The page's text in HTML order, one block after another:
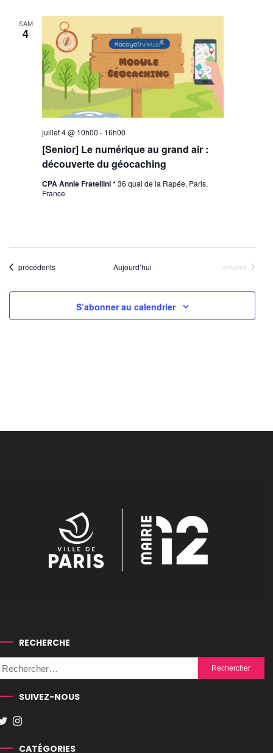
SAM
4
[Senior] Le numérique au grand air :
découverte du géocaching
juillet 4 @ 10h00 - 16h00
CPA Annie Fratellini *36 quai de la Rapée, Paris,
France
Évènements
précédents Aujourd’hui Évènements
suivants
S’abonner au calendrier
RECHERCHE
Rechercher :
SUIVEZ-NOUS
CATÉGORIES